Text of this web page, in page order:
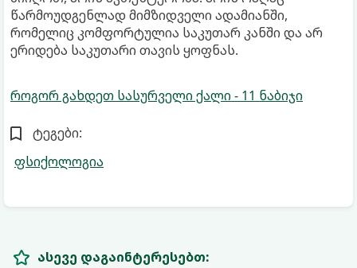
წარმოუდგენლად მიმზიდველი ადამიანში,
რომელიც კომფორტულია საკუთარ კანში და არ
ერიდება საკუთარი თავის ყოფნას.
როგორ გახდეთ სასურველი ქალი - 11 ნაბიჯი
ტეგები:
ფსიქოლოგია
ასევე დაგაინტერესებთ: